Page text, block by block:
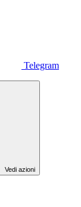
Telegram
Vedi azioni